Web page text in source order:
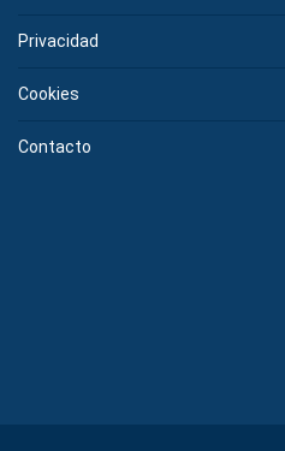
Privacidad
Cookies
Contacto